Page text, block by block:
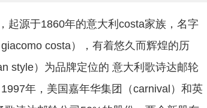
起源于1860年的意大利costa家族，名字
costa），有着悠久而辉煌的历
style）为品牌定位的 意大利歌诗达邮轮
年，美国嘉年华集团（carnival）和英